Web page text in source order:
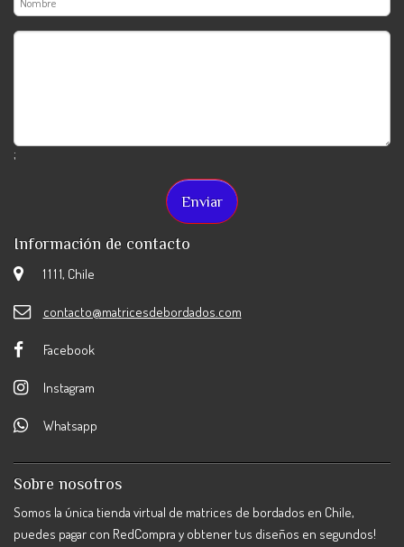
;
Información de contacto
1 1 1 1, Chile
contacto@matricesdebordados.com
Facebook
Instagram
Whatsapp
Sobre nosotros
Somos la única tienda virtual de matrices de bordados en Chile,
puedes pagar con RedCompra y obtener tus diseños en segundos!